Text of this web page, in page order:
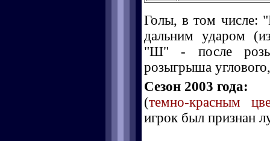
Голы, в том числе:
дальним ударом
"Ш" - после
розыгрыша
Сезон 2003 года:
(темно-красным
игрок был признан